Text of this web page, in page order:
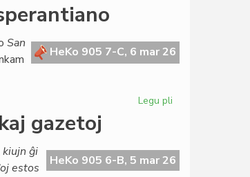
referendumo
pri
HeKo 905 7-C, 6 mar 26
San
Legu pli
al
honora
gazetoj
HeKo 905 6-B, 5 mar 26
kiujn ĝi
estos